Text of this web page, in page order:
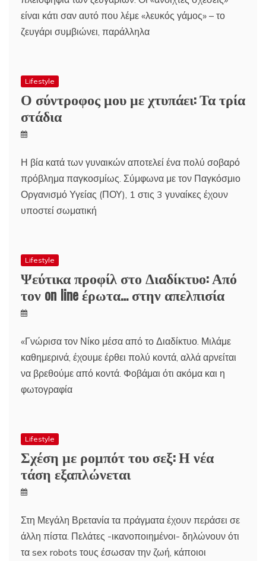
είναι κάτι σαν αυτό που λέμε «λευκός γάμος» – το
ζευγάρι συμβιώνει, παράλληλα
Lifestyle
Ο σύντροφος μου με χτυπάει: Τα τρία
στάδια
Η βία κατά των γυναικών αποτελεί ένα πολύ σοβαρό
πρόβλημα παγκοσμίως. Σύμφωνα με τον Παγκόσμιο
Οργανισμό Υγείας (ΠΟΥ), 1 στις 3 γυναίκες έχουν
υποστεί σωματική
Lifestyle
Ψεύτικα προφίλ στο Διαδίκτυο: Από
τον on line έρωτα… στην απελπισία
«Γνώρισα τον Νίκο μέσα από το Διαδίκτυο. Μιλάμε
καθημερινά, έχουμε έρθει πολύ κοντά, αλλά αρνείται
να βρεθούμε από κοντά. Φοβάμαι ότι ακόμα και η
φωτογραφία
Lifestyle
Σχέση με ρομπότ του σεξ: Η νέα
τάση εξαπλώνεται
Στη Μεγάλη Βρετανία τα πράγματα έχουν περάσει σε
άλλη πίστα. Πελάτες -ικανοποιημένοι- δηλώνουν ότι
τα sex robots τους έσωσαν την ζωή, κάποιοι